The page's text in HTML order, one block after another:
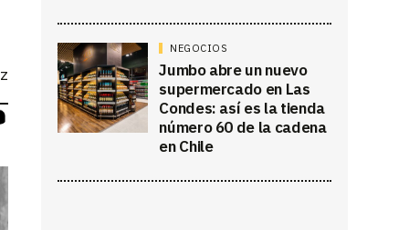
NEGOCIOS
Jumbo abre un nuevo
supermercado en Las
Condes: así es la tienda
número 60 de la cadena
en Chile